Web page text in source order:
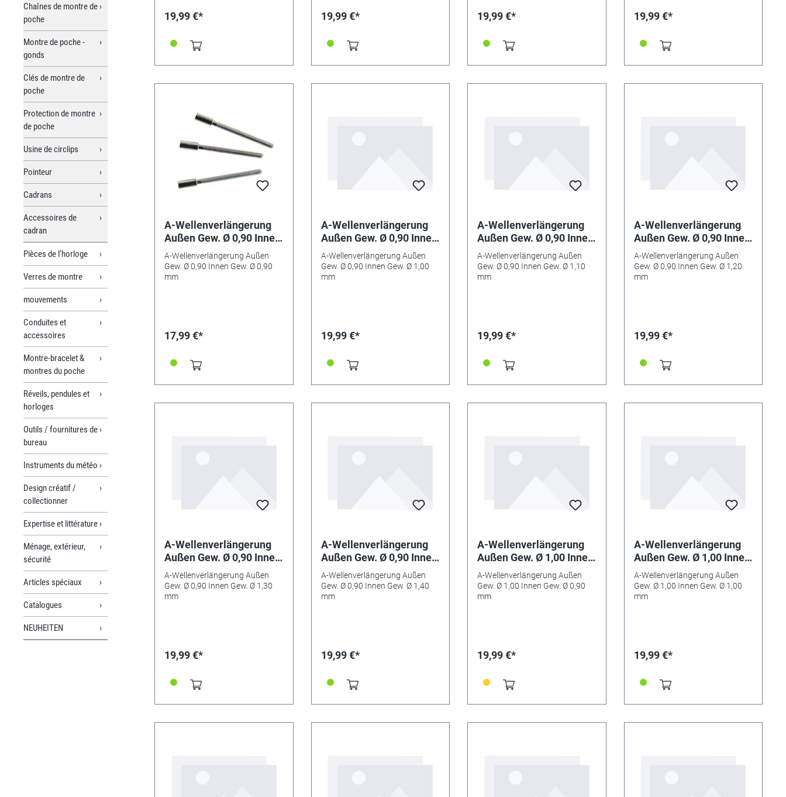
Chaînes de montre de
poche
Montre de poche -
gonds
Clés de montre de
poche
Protection de montre
de poche
Usine de circlips
Pointeur
Cadrans
Accessoires de
cadran
Pièces de l’horloge
Verres de montre
mouvements
Conduites et
accessoires
Montre-bracelet &
montres du poche
Réveils, pendules et
horloges
Outils / fournitures de
bureau
Instruments du météo
Design créatif /
collectionner
Expertise et littérature
Ménage, extérieur,
sécurité
Articles spéciaux
Catalogues
NEUHEITEN
19,99 €* 19,99 €* 19,99 €* 19,99 €*
A-Wellenverlängerung
Außen Gew. Ø 0,90 Innen
Gew. Ø 0,90 mm
A-Wellenverlängerung Außen
Gew. Ø 0,90 Innen Gew. Ø 0,90
mm
17,99 €*
A-Wellenverlängerung
Außen Gew. Ø 0,90 Innen
Gew. Ø 1,00 mm
A-Wellenverlängerung Außen
Gew. Ø 0,90 Innen Gew. Ø 1,00
mm
19,99 €*
A-Wellenverlängerung
Außen Gew. Ø 0,90 Innen
Gew. Ø 1,10 mm
A-Wellenverlängerung Außen
Gew. Ø 0,90 Innen Gew. Ø 1,10
mm
19,99 €*
A-Wellenverlängerung
Außen Gew. Ø 0,90 Innen
Gew. Ø 1,20 mm
A-Wellenverlängerung Außen
Gew. Ø 0,90 Innen Gew. Ø 1,20
mm
19,99 €*
A-Wellenverlängerung
Außen Gew. Ø 0,90 Innen
Gew. Ø 1,30 mm
A-Wellenverlängerung Außen
Gew. Ø 0,90 Innen Gew. Ø 1,30
mm
19,99 €*
A-Wellenverlängerung
Außen Gew. Ø 0,90 Innen
Gew. Ø 1,40 mm
A-Wellenverlängerung Außen
Gew. Ø 0,90 Innen Gew. Ø 1,40
mm
19,99 €*
A-Wellenverlängerung
Außen Gew. Ø 1,00 Innen
Gew. Ø 0,90 mm
A-Wellenverlängerung Außen
Gew. Ø 1,00 Innen Gew. Ø 0,90
mm
19,99 €*
A-Wellenverlängerung
Außen Gew. Ø 1,00 Innen
Gew. Ø 1,00 mm
A-Wellenverlängerung Außen
Gew. Ø 1,00 Innen Gew. Ø 1,00
mm
19,99 €*